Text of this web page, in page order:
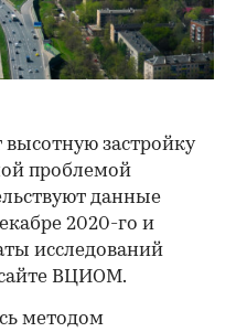
застройку
проблемой
данные
2020-го и
исследований
ВЦИОМ.
методом